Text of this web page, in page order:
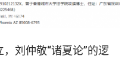
，刘仲敬“诸夏论”的逻